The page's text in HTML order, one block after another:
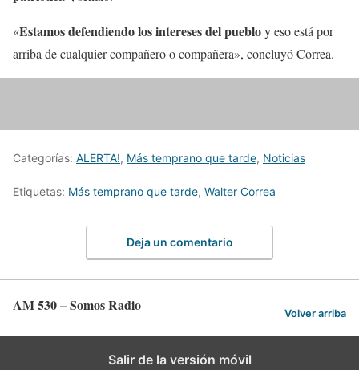
«Estamos defendiendo los intereses del puebloy eso está por
arriba de cualquier compañero o compañera», concluyó Correa.
Categorías: ALERTA!, Más temprano que tarde, Noticias
Etiquetas: Más temprano que tarde, Walter Correa
Deja un comentario
AM 530 – Somos Radio Volver arriba
Salir de la versión móvil